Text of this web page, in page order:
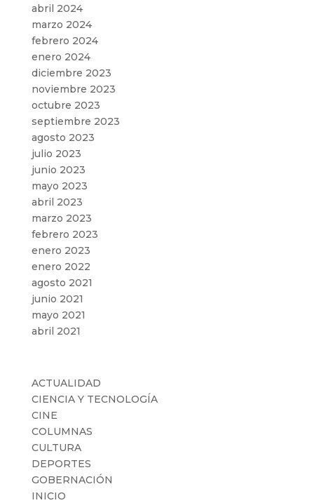
abril 2024
marzo 2024
febrero 2024
enero 2024
diciembre 2023
noviembre 2023
octubre 2023
septiembre 2023
agosto 2023
julio 2023
junio 2023
mayo 2023
abril 2023
marzo 2023
febrero 2023
enero 2023
enero 2022
agosto 2021
junio 2021
mayo 2021
abril 2021
ACTUALIDAD
CIENCIA Y TECNOLOGÍA
CINE
COLUMNAS
CULTURA
DEPORTES
GOBERNACIÓN
INICIO